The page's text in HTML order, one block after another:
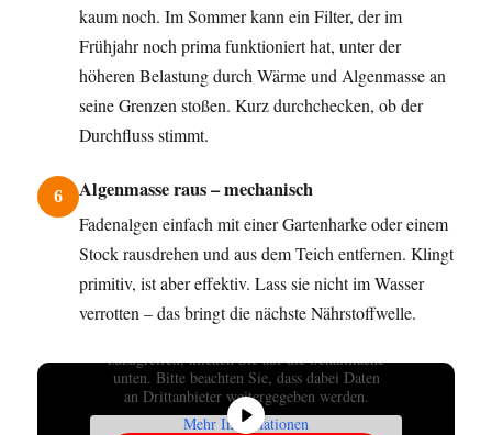
kaum noch. Im Sommer kann ein Filter, der im
Frühjahr noch prima funktioniert hat, unter der
höheren Belastung durch Wärme und Algenmasse an
seine Grenzen stoßen. Kurz durchchecken, ob der
Durchfluss stimmt.
6 Algenmasse raus – mechanisch
Fadenalgen einfach mit einer Gartenharke oder einem
Stock rausdrehen und aus dem Teich entfernen. Klingt
primitiv, ist aber effektiv. Lass sie nicht im Wasser
verrotten – das bringt die nächste Nährstoffwelle.
Sie sehen gerade einen Platzhalterinhalt von
zuzugreifen, klicken Sie auf die Schaltfläche
unten. Bitte beachten Sie, dass dabei Daten
an Drittanbieter weitergegeben werden.
Mehr Informationen